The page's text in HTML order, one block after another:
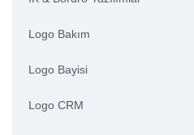
Logo Bakım
Logo Bayisi
Logo CRM